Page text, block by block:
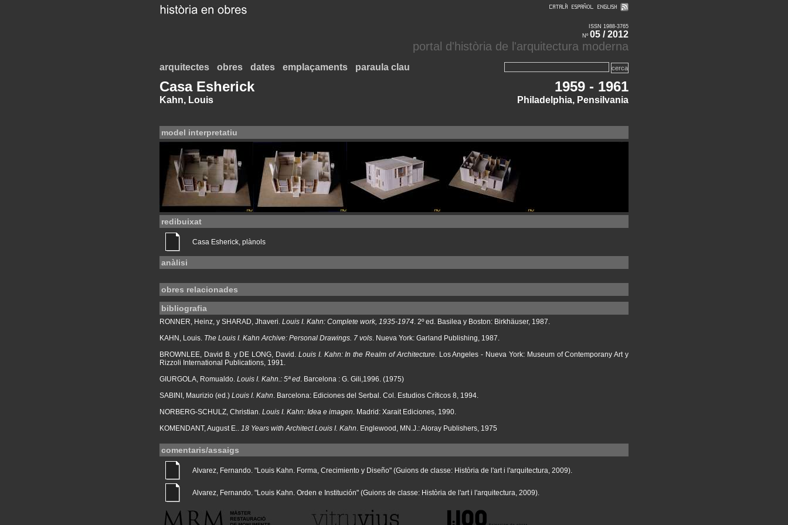
ISSN 1988-3765
Nº 05 / 2012
portal d'història de l'arquitectura moderna
arquitectes obres dates emplaçaments paraula clau
Casa Esherick 1959 - 1961
Kahn, Louis Philadelphia, Pensilvania
model interpretatiu
redibuixat
Casa Esherick, plànols
anàlisi
obres relacionades
bibliografia
RONNER, Heinz, y SHARAD, Jhaveri. Louis I. Kahn: Complete work, 1935-1974. 2º ed. Basilea y Boston: Birkhäuser, 1987.
KAHN, Louis. The Louis I. Kahn Archive: Personal Drawings. 7 vols. Nueva York: Garland Publishing, 1987.
BROWNLEE, David B. y DE LONG, David. Louis I. Kahn: In the Realm of Architecture. Los Angeles - Nueva York: Museum of Contemporany Art y
Rizzoli International Publications, 1991.
GIURGOLA, Romualdo. Louis I. Kahn.: 5ª ed. Barcelona : G. Gili,1996. (1975)
SABINI, Maurizio (ed.) Louis I. Kahn. Barcelona: Ediciones del Serbal. Col. Estudios Críticos 8, 1994.
NORBERG-SCHULZ, Christian. Louis I. Kahn: Idea e imagen. Madrid: Xarait Ediciones, 1990.
KOMENDANT, August E.. 18 Years with Architect Louis I. Kahn. Englewood, MN.J.: Aloray Publishers, 1975
comentaris/assaigs
Alvarez, Fernando. "Louis Kahn. Forma, Crecimiento y Diseño" (Guions de classe: Història de l'art i l'arquitectura, 2009).
Alvarez, Fernando. "Louis Kahn. Orden e Institución" (Guions de classe: Història de l'art i l'arquitectura, 2009).